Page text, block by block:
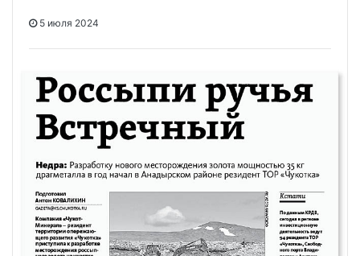
5 июля 2024